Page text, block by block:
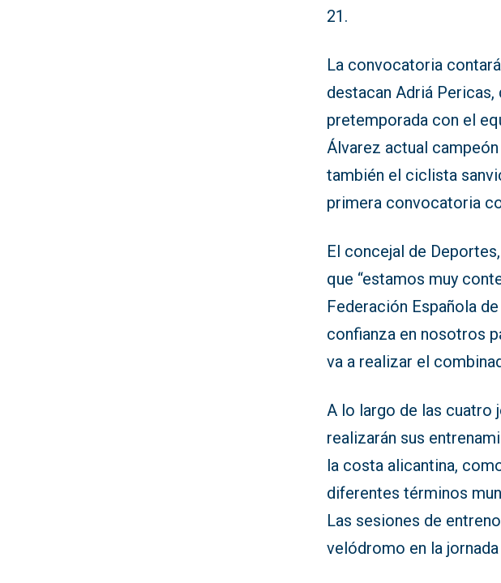
21.
La convocatoria
destacan Adriá
pretemporada con el
Álvarez actual
también el ciclista
primera convocatoria
El concejal de Deportes,
que “estamos muy
Federación Española
confianza en nosotros
va a realizar el
A lo largo de las cuatro
realizarán sus
la costa alicantina,
diferentes términos
Las sesiones de
velódromo en la